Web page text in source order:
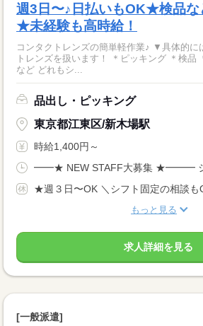
週3日〜♪日払いもOK★検品な
★未経験も高時給！
コンタクトレンズの簡単軽作業♪ ▼具体的には… 倉庫内でコンタク
トレンズを扱います！ ＊ピッキング ＊検品 ＊梱包 ＊入出荷作業
など どれもシ...
品出し・ピッキング
東京都江東区/新木場駅
時給1,400円～
━━★ NEW STAFF大募集 ★━━━ シ
★週３日〜OK ＼シフト固定の相談も
もっと見る
求人詳細を見る
[一般派遣]